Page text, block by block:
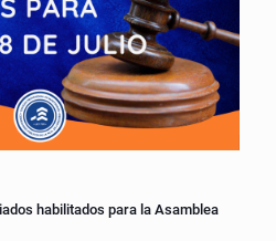
habilitados para la Asamblea